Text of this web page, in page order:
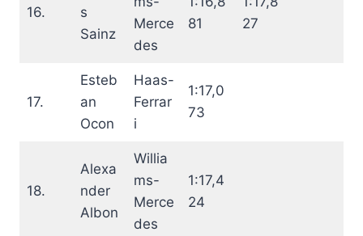
16.
s
Sainz
Merce
des
81
27
17.
Esteb
an
Ocon
Haas-
Ferrar
i
1:17,0
73
18.
Alexa
nder
Albon
Willia
ms-
Merce
des
1:17,4
24